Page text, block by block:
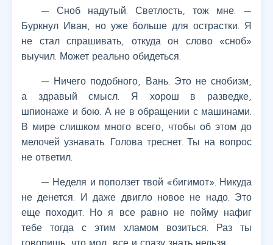
— Сноб надутый. Светлость, тож мне. —
Буркнул Иван, но уже больше для острастки. Я
не стал спрашивать, откуда он слово «сноб»
выучил. Может реально обидеться.
— Ничего подобного, Вань. Это не снобизм,
а здравый смысл. Я хорош в разведке,
шпионаже и бою. А не в обращении с машинами.
В мире слишком много всего, чтобы об этом до
мелочей узнавать. Голова треснет. Ты на вопрос
не ответил.
— Неделя и поползет твой «бигимот». Никуда
не денется. И даже двигло новое не надо. Это
еще походит. Но я все равно не пойму нафиг
тебе тогда с этим хламом возиться. Раз ты
говоришь, что мол, все и сразу знать нельзя.